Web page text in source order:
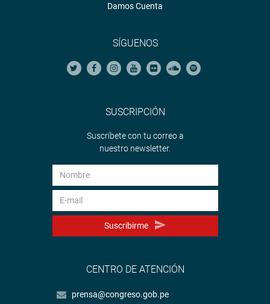
Damos Cuenta
SÍGUENOS
SUSCRIPCIÓN
Suscríbete con tu correo a
nuestro newsletter.
Suscribirme
CENTRO DE ATENCIÓN
prensa@congreso.gob.pe